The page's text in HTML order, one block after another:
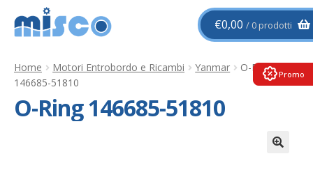
Vai
alla
Vai
al
€0,00 0 prodotti
Home Motori Entrobordo e Ricambi Yanmar
O-Ring
146685-51810
O-Ring 146685-51810
Promo